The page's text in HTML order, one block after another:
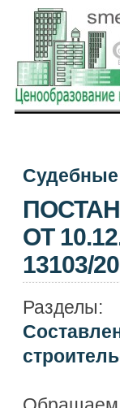
ОТ
13103/
Разделы: